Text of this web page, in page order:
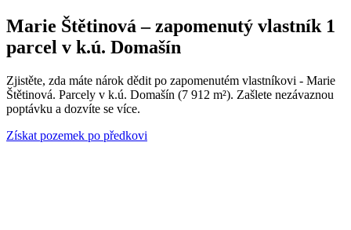
Marie Štětinová – zapomenutý vlastník 1
parcel v k.ú. Domašín
Zjistěte, zda máte nárok dědit po zapomenutém vlastníkovi - Marie
Štětinová. Parcely v k.ú. Domašín (7 912 m²). Zašlete nezávaznou
poptávku a dozvíte se více.
Získat pozemek po předkovi